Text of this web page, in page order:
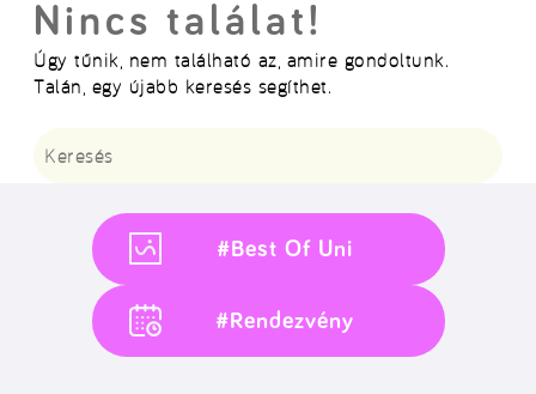
Nincs találat!
Úgy tűnik, nem található az, amire gondoltunk.
Talán, egy újabb keresés segíthet.
#Best Of Uni
#Rendezvény